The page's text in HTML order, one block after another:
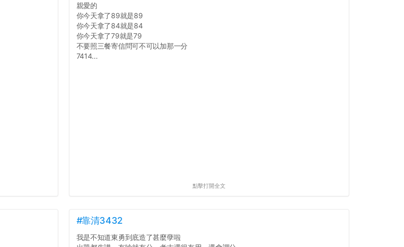
親愛的
你今天拿了89就是89
你今天拿了84就是84
你今天拿了79就是79
不要照三餐寄信問可不可以加那一分
7414...
點擊打開全文
#靠清3432
我是不知道東勇到底造了甚麼孽啦